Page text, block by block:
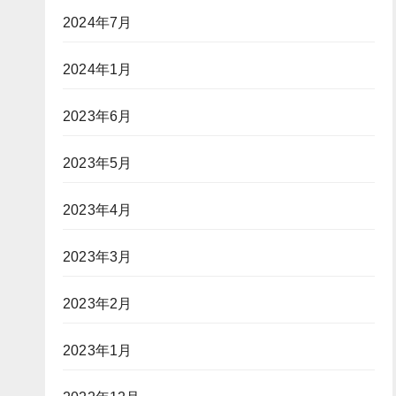
2024年7月
2024年1月
2023年6月
2023年5月
2023年4月
2023年3月
2023年2月
2023年1月